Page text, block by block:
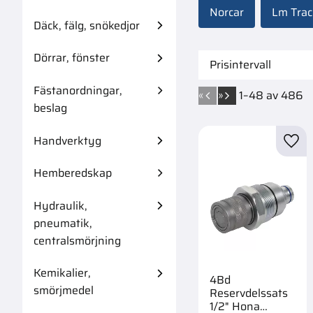
Norcar Lm Trac
Prisintervall
38
1–48 av486
« »
4Bd
Reservdelssats
1/2" Hona
Däck, fälg, snökedjor
Dörrar, fönster
Fästanordningar,
beslag
Handverktyg
Hemberedskap
Hydraulik,
pneumatik,
centralsmörjning
Kemikalier,
smörjmedel